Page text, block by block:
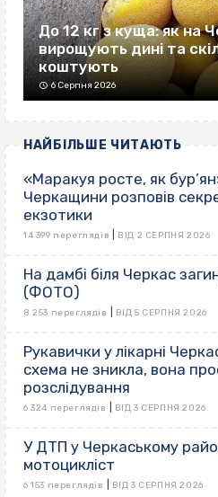
До 12 кг з куща: як на
вирощують дині та
коштують
6 Серпня 2026
НАЙБІЛЬШЕ ЧИТАЮТЬ
«Маракуя росте, як
Черкащини розповів
екзотики
14 399 переглядів ВІД 2 СЕРПНЯ 2026
На дамбі біля Черкас
(ФОТО)
8 253 переглядів ВІД 5 СЕРПНЯ 2026
Рукавички у лікарні
схема не зникла, вона
розслідування
6 324 переглядів ВІД 3 СЕРПНЯ 2026
У ДТП у Черкаському
мотоцикліст
6 153 переглядів ВІД 3 СЕРПНЯ 2026